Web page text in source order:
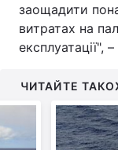
заощадити
витратах на
експлуатації",
ЧИТАЙТЕ